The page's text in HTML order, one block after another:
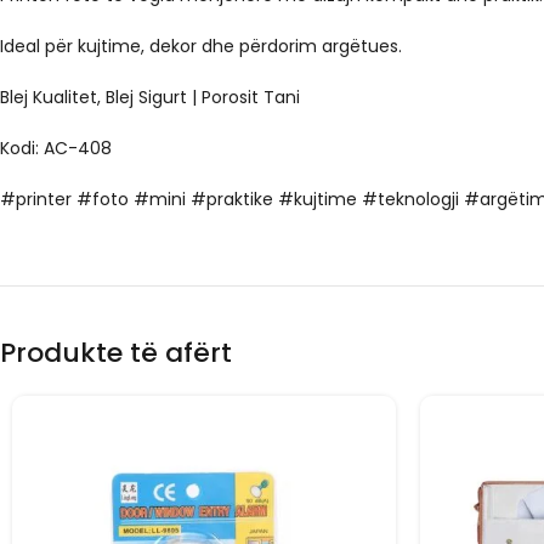
Ideal për kujtime, dekor dhe përdorim argëtues.
Blej Kualitet, Blej Sigurt | Porosit Tani
Kodi: AC-408
#printer #foto #mini #praktike #kujtime #teknologji
Produkte të afërt